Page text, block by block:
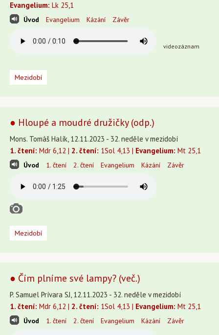
Evangelium: Lk 25,1
Úvod Evangelium Kázání Závěr
videozáznam
Mezidobí
● Hloupé a moudré družičky (odp.)
Mons. Tomáš Halík, 12.11.2023 - 32. neděle v mezidobí
1. čtení: Mdr 6,12 | 2. čtení: 1Sol 4,13 | Evangelium: Mt 25,1
Úvod 1. čtení 2. čtení Evangelium Kázání Závěr
Mezidobí
● Čím plníme své lampy? (več.)
P. Samuel Prívara SJ, 12.11.2023 - 32. neděle v mezidobí
1. čtení: Mdr 6,12 | 2. čtení: 1Sol 4,13 | Evangelium: Mt 25,1
Úvod 1. čtení 2. čtení Evangelium Kázání Závěr